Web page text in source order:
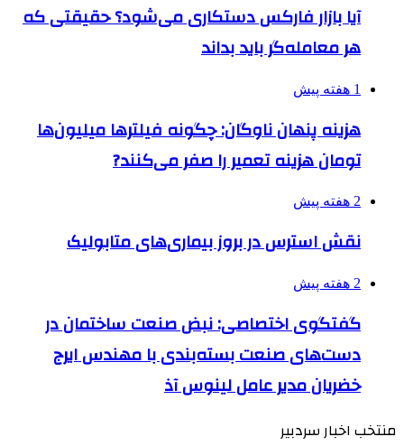
آیا بازار فارکس دستکاری می‌شود؟ حقیقتی که
هر معامله‌گر باید بداند
1 هفته پیش
هزینه پنهان ناوگان: چگونه فیلترها میلیون‌ها
تومان هزینه تعمیر را صفر می‌کنند?
2 هفته پیش
نقش استرس در بروز بیماری‌های متابولیک
2 هفته پیش
گفتگوی اختصاصی: نبض صنعت ساختمان در
دست‌های صنعت بسته‌بندی با مهندس ایرج
خضریان مدیر عامل لینوس آذ
منتخب اخبار سردبیر